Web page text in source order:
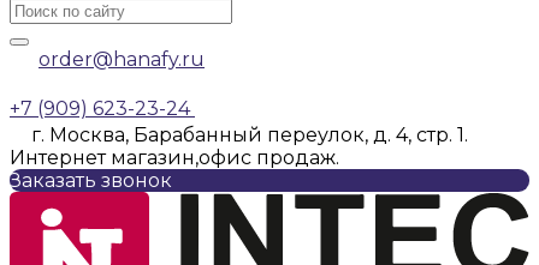
order@hanafy.ru
+7 (909) 623-23-24
г. Москва, Барабанный переулок, д. 4, стр. 1.
Интернет магазин,офис продаж.
Заказать звонок